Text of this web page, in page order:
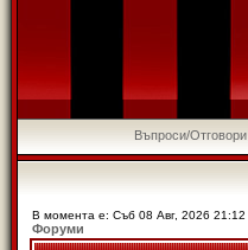
Въпроси/Отговори
В момента е: Съб 08 Авг, 2026 21:12
Форуми